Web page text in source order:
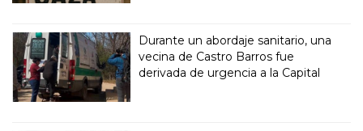
Durante un abordaje sanitario, una
vecina de Castro Barros fue
derivada de urgencia a la Capital